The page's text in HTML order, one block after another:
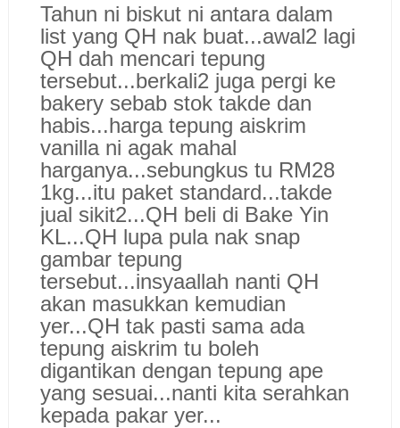
Tahun ni biskut ni antara dalam
list yang QH nak buat...awal2 lagi
QH dah mencari tepung
tersebut...berkali2 juga pergi ke
bakery sebab stok takde dan
habis...harga tepung aiskrim
vanilla ni agak mahal
harganya...sebungkus tu RM28
1kg...itu paket standard...takde
jual sikit2...QH beli di Bake Yin
KL...QH lupa pula nak snap
gambar tepung
tersebut...insyaallah nanti QH
akan masukkan kemudian
yer...QH tak pasti sama ada
tepung aiskrim tu boleh
digantikan dengan tepung ape
yang sesuai...nanti kita serahkan
kepada pakar yer...